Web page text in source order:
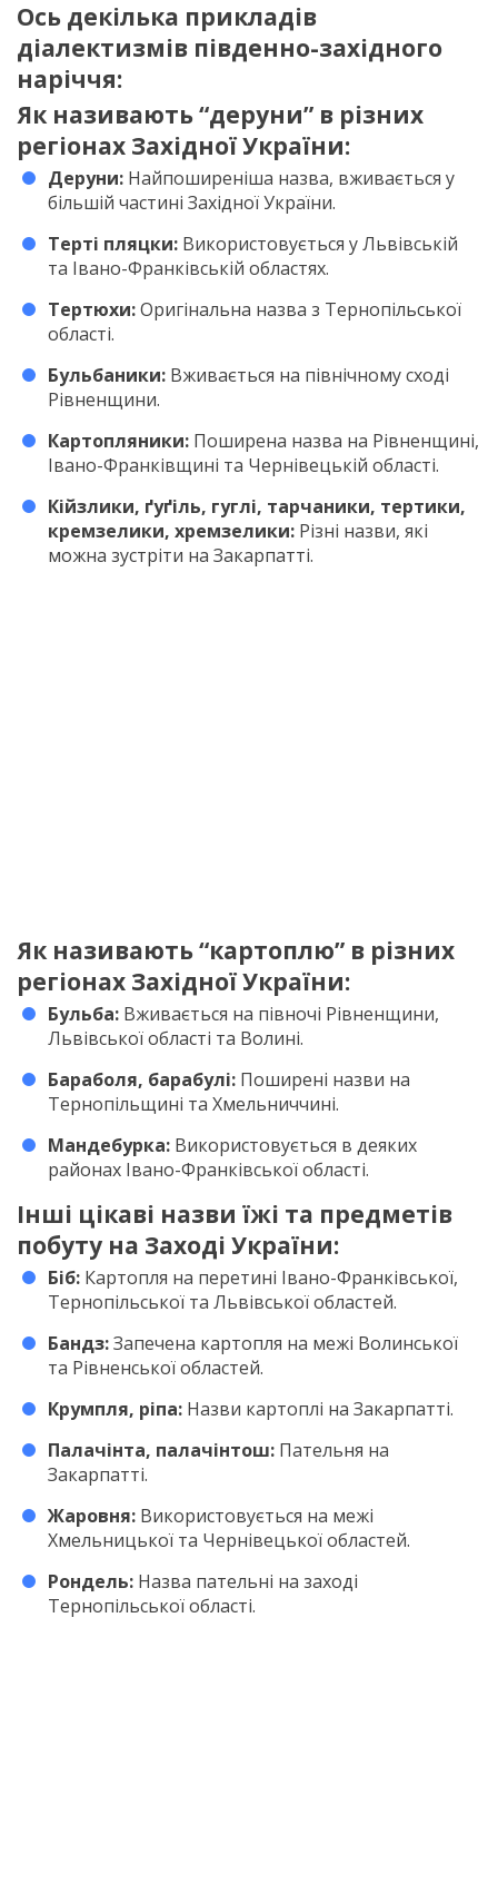
Ось декілька прикладів
діалектизмів південно-західного
наріччя:
Як називають “деруни” в різних
регіонах Західної України:
Деруни: Найпоширеніша назва, вживається у
більшій частині Західної України.
Терті пляцки: Використовується у Львівській
та Івано-Франківській областях.
Тертюхи:Оригінальна назва з Тернопільської
області.
Бульбаники: Вживається на північному сході
Рівненщини.
Картопляники: Поширена назва на Рівненщині,
Івано-Франківщині та Чернівецькій області.
Кійзлики, ґуґіль, гуглі, тарчаники, тертики,
кремзелики, хремзелики: Різні назви, які
можна зустріти на Закарпатті.
Як називають “картоплю” в різних
регіонах Західної України:
Бульба: Вживається на півночі Рівненщини,
Львівської області та Волині.
Бараболя, барабулі: Поширені назви на
Тернопільщині та Хмельниччині.
Мандебурка: Використовується в деяких
районах Івано-Франківської області.
Інші цікаві назви їжі та предметів
побуту на Заході України:
Біб: Картопля на перетині Івано-Франківської,
Тернопільської та Львівської областей.
Бандз:Запечена картопля на межі Волинської
та Рівненської областей.
Крумпля, ріпа: Назви картоплі на Закарпатті.
Палачінта, палачінтош: Пательня на
Закарпатті.
Жаровня: Використовується на межі
Хмельницької та Чернівецької областей.
Рондель: Назва пательні на заході
Тернопільської області.